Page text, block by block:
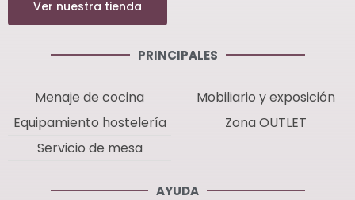
Ver nuestra tienda
PRINCIPALES
Menaje de cocina
Equipamiento hostelería
Servicio de mesa
Mobiliario y exposición
Zona OUTLET
AYUDA